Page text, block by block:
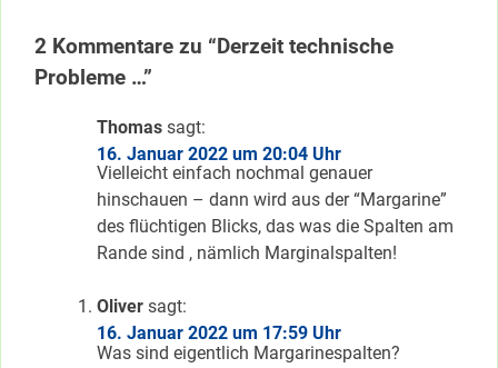
2 Kommentare zu “Derzeit technische
Probleme …”
Thomas sagt:
16. Januar 2022 um 20:04 Uhr
Vielleicht einfach nochmal genauer
hinschauen – dann wird aus der “Margarine”
des flüchtigen Blicks, das was die Spalten am
Rande sind , nämlich Marginalspalten!
Oliver sagt:
16. Januar 2022 um 17:59 Uhr
Was sind eigentlich Margarinespalten?